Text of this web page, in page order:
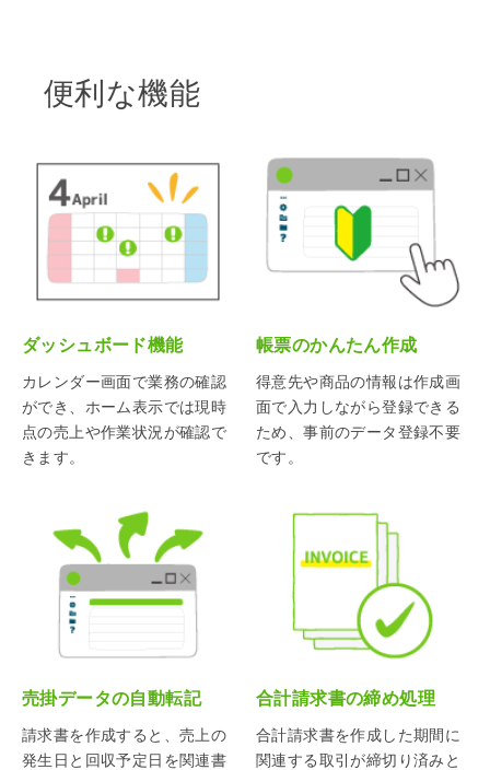
便利な機能
ダッシュボード機能
カレンダー画面で業務の確認
ができ、ホーム表示では現時
点の売上や作業状況が確認で
きます。
帳票のかんたん作成
得意先や商品の情報は作成画
面で入力しながら登録できる
ため、事前のデータ登録不要
です。
売掛データの自動転記
請求書を作成すると、売上の
発生日と回収予定日を関連書
合計請求書の締め処理
合計請求書を作成した期間に
関連する取引が締切り済みと